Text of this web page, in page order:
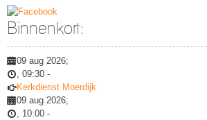
Binnenkort:
09 aug 2026;
, 09:30 -
Kerkdienst Moerdijk
09 aug 2026;
, 10:00 -